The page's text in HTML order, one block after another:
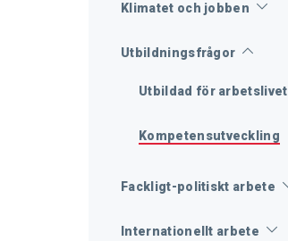
Klimatet och jobben
Utbildningsfrågor
Utbildad för arbetslivet
Kompetensutveckling
Fackligt-politiskt arbete
Internationellt arbete